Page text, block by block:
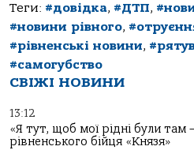
Теги: #довідка, #ДТП,
#новини рівного,
#рівненські новини,
#самогубство
СВІЖІ НОВИНИ
13:12
«Я тут, щоб мої рідні були там
рівненського бійця «Князя»